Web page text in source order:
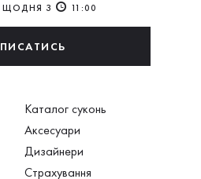
ЩОДНЯ З
11:00
Каталог суконь
Аксесуари
Дизайнери
Страхування